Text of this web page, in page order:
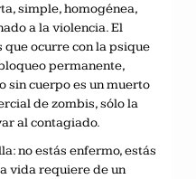
simple, homogénea,
a la violencia. El
que ocurre con la psique
permanente,
sin cuerpo es un muerto
de zombis, sólo la
al contagiado.
no estás enfermo, estás
vida requiere de un